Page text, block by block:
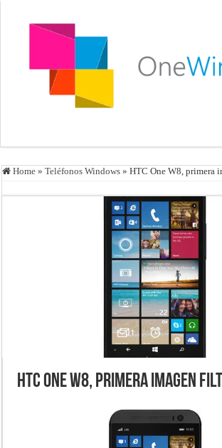
Home » Teléfonos Windows » HTC One W8, primera
HTC One W8, primera imagen